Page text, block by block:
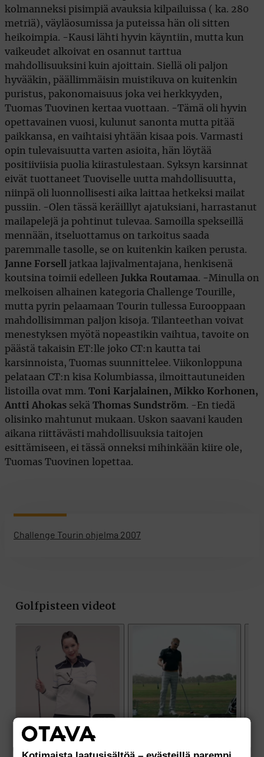
kolmanneksi pisimpiä avauksia kilpailuissa ( ka. 280
metriä), väyläosumissa ja puteissa hän oli sitten
heikoimpia. -Kausi lähti hyvin käyntiin, mutta kun
vaikeudet alkoivat en osannut tarttua
mahdollisuuksini kuin ajoittain. Siellä oli paljon
hyvääkin, päällimmäisin muistikuva on kuitenkin
puristus, pakonomaisuus joka vei herkkyyden,
Tuomas Tuovinen kertaa vuottaan. -Tämä oli hyvin
opettavainen vuosi, kulunut sanonta mutta pitää
paikkansa, en vaihtaisi yhtään kisaa pois. Varmasti
opin tulevaisuutta varten asioita, hän löytää
positiiviisia puolia kiirastulestaan. Syksyn karsinnat
eivät tuottaneet Tuoviselle uutta mahdollisuutta,
niinpä oli luonnollisesti aika laittaa hetkeksi mailat
pussiin. -Olen tässä keräilllyt ajatuksiani, harrastanut
mailapelejä ja pohtinut tulevaa. Samoilla spekseillä
mennään, itseluottamus on tarkoitus saada
paremmalle tasolle, se on kuitenkin kaiken perusta.
Janne Forsell
jatkaa lajivalmentajana, henkisenä
koutsina toimii edelleen
Jukka Routamaa. -Minulla on
melkoisen alhainen kategoria Challenge Tourille,
mutta pyrin pelaamaan Tourin tullessa Eurooppaan
mahdollisimman paljon kisoja. Tilanteethan voivat
menestyksen myötä nopeastikin vaihtua, tavoite on
päästä takaisin ET:lle joko CT:n kautta tai
karsinnoista, Tuomas suunnittelee. Viikonloppuna
pelataan CT:n kisa Kolumbiassa, ilmoittautuneiden
listoilla ovat mm. Toni Karjalainen, Mikko Korhonen,
Antti Ahokas sekä Thomas Sundström. -En tiedä
olisinko mahtunut mukaan. Uskon saavani kauden
aikana riittävästi mahdollisuuksia taitojen
esittämiseen, ei tässä onneksi mihinkään kiire ole,
Tuomas Tuovinen lopettaa.
Challenge Tourin ohjelma 2007